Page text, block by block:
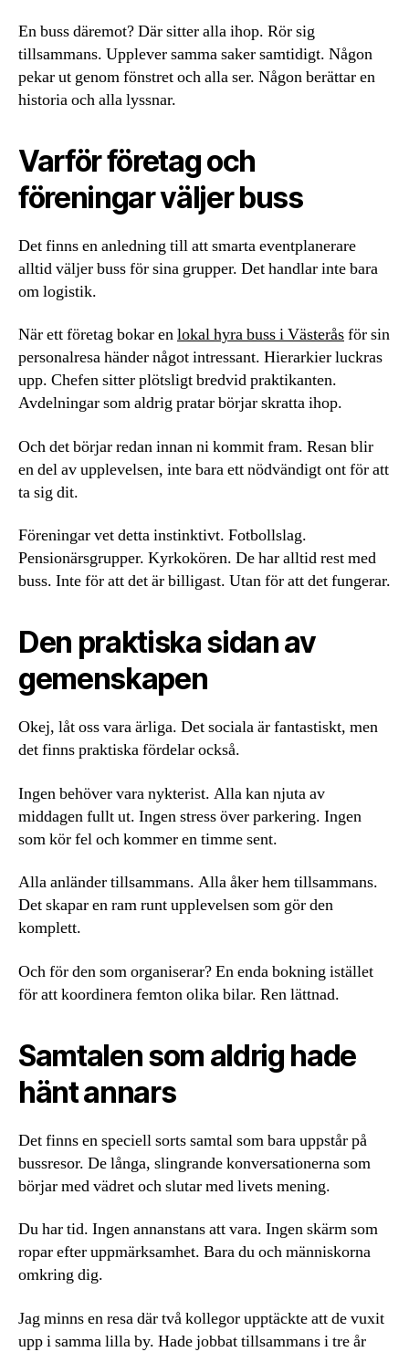
En buss däremot? Där sitter alla ihop. Rör sig
tillsammans. Upplever samma saker samtidigt. Någon
pekar ut genom fönstret och alla ser. Någon berättar en
historia och alla lyssnar.
Varför företag och
föreningar väljer buss
Det finns en anledning till att smarta eventplanerare
alltid väljer buss för sina grupper. Det handlar inte bara
om logistik.
När ett företag bokar enlokal hyra buss i Västeråsför sin
personalresa händer något intressant. Hierarkier luckras
upp. Chefen sitter plötsligt bredvid praktikanten.
Avdelningar som aldrig pratar börjar skratta ihop.
Och det börjar redan innan ni kommit fram. Resan blir
en del av upplevelsen, inte bara ett nödvändigt ont för att
ta sig dit.
Föreningar vet detta instinktivt. Fotbollslag.
Pensionärsgrupper. Kyrkokören. De har alltid rest med
buss. Inte för att det är billigast. Utan för att det fungerar.
Den praktiska sidan av
gemenskapen
Okej, låt oss vara ärliga. Det sociala är fantastiskt, men
det finns praktiska fördelar också.
Ingen behöver vara nykterist. Alla kan njuta av
middagen fullt ut. Ingen stress över parkering. Ingen
som kör fel och kommer en timme sent.
Alla anländer tillsammans. Alla åker hem tillsammans.
Det skapar en ram runt upplevelsen som gör den
komplett.
Och för den som organiserar? En enda bokning istället
för att koordinera femton olika bilar. Ren lättnad.
Samtalen som aldrig hade
hänt annars
Det finns en speciell sorts samtal som bara uppstår på
bussresor. De långa, slingrande konversationerna som
börjar med vädret och slutar med livets mening.
Du har tid. Ingen annanstans att vara. Ingen skärm som
ropar efter uppmärksamhet. Bara du och människorna
omkring dig.
Jag minns en resa där två kollegor upptäckte att de vuxit
upp i samma lilla by. Hade jobbat tillsammans i tre år